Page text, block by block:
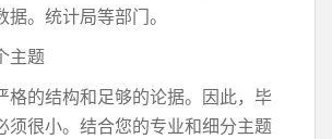
。统计局等部门。
主题
格的结构和足够的论据。因此，毕
须很小。结合您的专业和细分主题